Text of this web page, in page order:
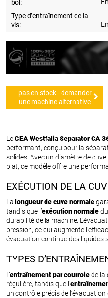
bol:
Type d’entraînement de la
vis:
pas en stock - demander
une machine alternative
LeGEA Westfalia Separator CA
performant, conçu pour la
solides. Avec un diamètre de cuve
plat, ce modèle offre une
EXÉCUTION DE LA
La longueur de cuve normale
tandis que l’exécution normale
durabilité de la machine.
pression, ce qui augmente
évacuation continue des liquides
TYPES
L’entraînement par courroiede la
régulière, tandis que l’
un contrôle précis de